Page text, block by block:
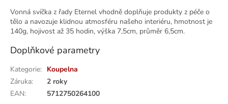
Vonná svíčka z řady Eternel vhodně doplňuje produkty z péče o
tělo a navozuje klidnou atmosféru našeho interiéru, hmotnost je
140g, hojivost až 35 hodin, výška 7,5cm, průměr 6,5cm.
Doplňkové parametry
Kategorie: Koupelna
Záruka:
2 roky
EAN: 5712750264100